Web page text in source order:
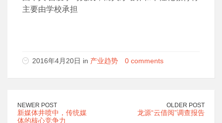
主要由学校承担
2016年4月20日 in 产业趋势 0 comments
NEWER POST
新媒体井喷中，传统媒
体的核心竞争力
OLDER POST
龙源“云借阅”调查报告